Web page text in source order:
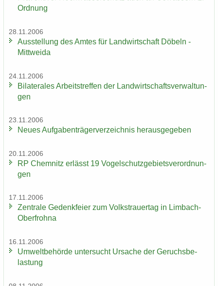
Ord­nung
28.11.2006
Aus­stel­lung des Amtes für Land­wirt­schaft Dö­beln -
Mitt­wei­da
24.11.2006
Bi­la­te­ra­les Ar­beits­tref­fen der Land­wirt­schafts­ver­wal­tun­
gen
23.11.2006
Neues Auf­ga­ben­trä­ger­ver­zeich­nis her­aus­ge­ge­ben
20.11.2006
RP Chem­nitz er­lässt 19 Vo­gel­schutz­ge­biets­ver­ord­nun­
gen
17.11.2006
Zen­tra­le Ge­denk­fei­er zum Volks­trau­er­tag in Limbach-​
Oberfrohna
16.11.2006
Um­welt­be­hör­de un­ter­sucht Ur­sa­che der Ge­ruchs­be­
las­tung